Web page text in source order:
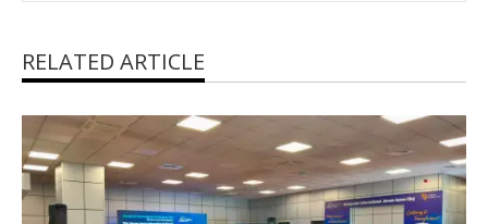
RELATED ARTICLE